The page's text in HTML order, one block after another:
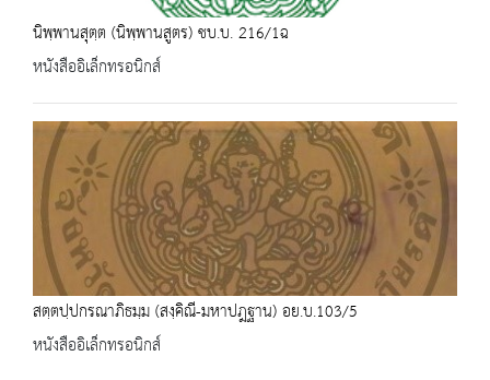
นิพฺพานสุตฺต (นิพฺพานสูตร) ชบ.บ. 216/1ฉ
หนังสืออิเล็กทรอนิกส์
สตฺตปฺปกรณาภิธมฺม (สงฺคิณี-มหาปฎฐาน) อย.บ.103/5
หนังสืออิเล็กทรอนิกส์